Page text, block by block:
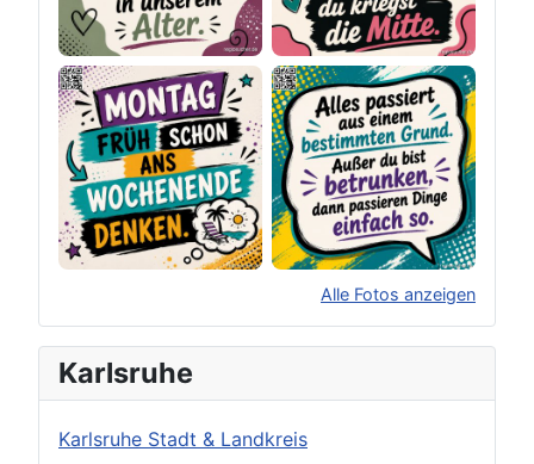
Alle Fotos anzeigen
Original herunterladen
Karlsruhe
Karlsruhe Stadt & Landkreis